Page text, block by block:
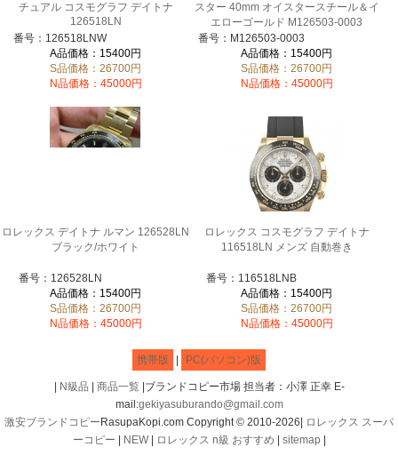
チュアル コスモグラフ デイトナ
126518LN
番号：126518LNW
A品価格：15400円
S品価格：26700円
N品価格：45000円
スター 40mm オイスタースチール＆イ
エローゴールド M126503-0003
番号：M126503-0003
A品価格：15400円
S品価格：26700円
N品価格：45000円
ロレックス デイトナ ルマン 126528LN
ブラック/ホワイト
番号：126528LN
A品価格：15400円
S品価格：26700円
N品価格：45000円
ロレックス コスモグラフ デイトナ
116518LN メンズ 自動巻き
番号：116518LNB
A品価格：15400円
S品価格：26700円
N品価格：45000円
携帯版 PC(パソコン)版
N級品 商品一覧|ブランドコピー市場 担当者：小澤 正幸 E-
mail:gekiyasuburando@gmail.com
激安ブランドコピー RasupaKopi.com Copyright © 2010-2026|
ロレックス スーパ
ーコピー
NEW| ロレックス n級 おすすめ sitemap